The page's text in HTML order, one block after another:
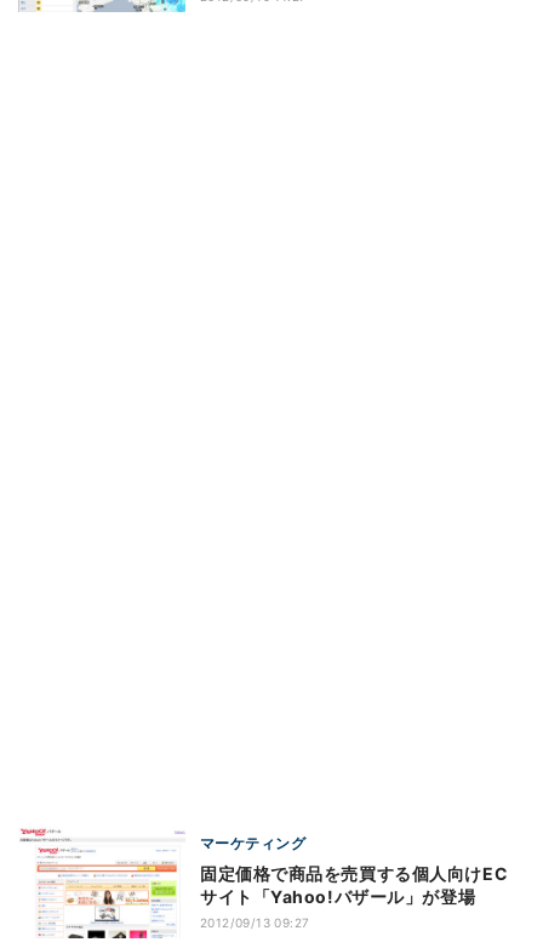
マーケティング
固定価格で商品を売買する個人向けEC
サイト「Yahoo!バザール」が登場
2012/09/13 09:27